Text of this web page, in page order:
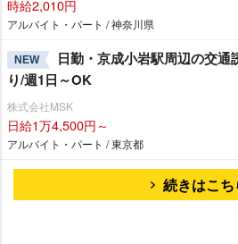
時給2,010円
アルバイト・パート / 神奈川県
NEW
日勤・京成小岩駅周辺の交
り/週1日～OK
株式会社MSK
日給1万4,500円～
アルバイト・パート / 東京都
続きはこち